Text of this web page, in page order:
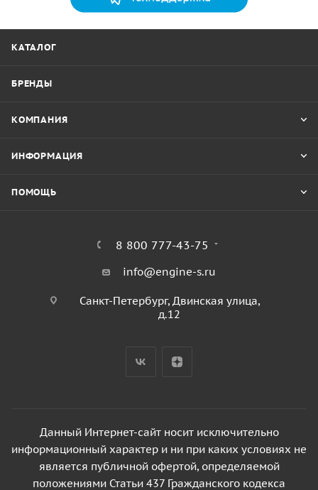
КАТАЛОГ
БРЕНДЫ
КОМПАНИЯ
ИНФОРМАЦИЯ
ПОМОЩЬ
8 800 777-43-75
info@engine-s.ru
Санкт-Петербург, Двинская улица,
д.12
Данный Интернет-сайт носит исключительно
информационный характер и ни при каких условиях не
является публичной офертой, определяемой
положениями Статьи 437 Гражданского кодекса